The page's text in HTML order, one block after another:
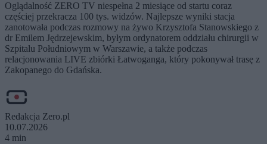
Oglądalność ZERO TV niespełna 2 miesiące od startu coraz
częściej przekracza 100 tys. widzów. Najlepsze wyniki stacja
zanotowała podczas rozmowy na żywo Krzysztofa Stanowskiego z
dr Emilem Jędrzejewskim, byłym ordynatorem oddziału chirurgii w
Szpitalu Południowym w Warszawie, a także podczas
relacjonowania LIVE zbiórki Łatwoganga, który pokonywał trasę z
Zakopanego do Gdańska.
Redakcja Zero.pl
10.07.2026
4 min